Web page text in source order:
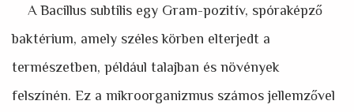
A Bacillus subtilis egy Gram-pozitív, spóraképző
baktérium, amely széles körben elterjedt a
természetben, például talajban és növények
felszínén. Ez a mikroorganizmus számos jellemzővel